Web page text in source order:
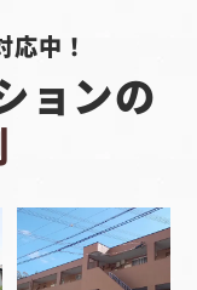
中！
ョンの